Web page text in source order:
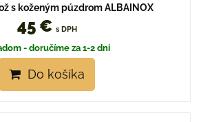
s koženým púzdrom ALBAINOX
45 € s DPH
- doručíme za 1-2 dni
Do košíka